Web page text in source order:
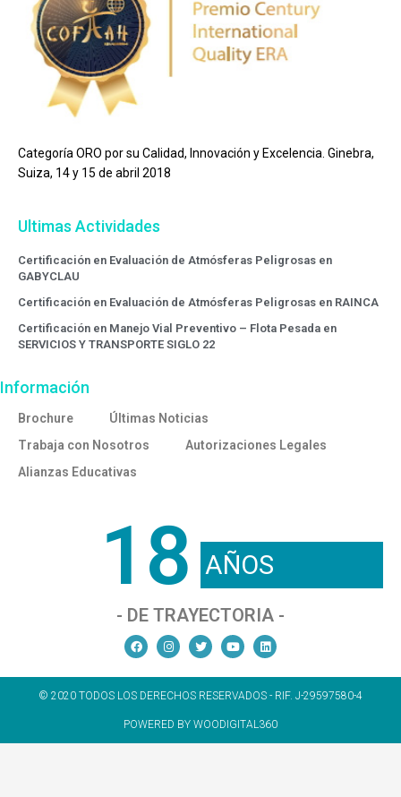
Categoría ORO por su Calidad, Innovación y Excelencia. Ginebra,
Suiza, 14 y 15 de abril 2018
Ultimas Actividades
Certificación en Evaluación de Atmósferas Peligrosas en
GABYCLAU
Certificación en Evaluación de Atmósferas Peligrosas en RAINCA
Certificación en Manejo Vial Preventivo – Flota Pesada en
SERVICIOS Y TRANSPORTE SIGLO 22
Información
Brochure
Últimas Noticias
Trabaja con Nosotros
Autorizaciones Legales
Alianzas Educativas
18 AÑOS
- DE TRAYECTORIA -
© 2020 TODOS LOS DERECHOS RESERVADOS - RIF. J-29597580-4
POWERED BY WOODIGITAL360